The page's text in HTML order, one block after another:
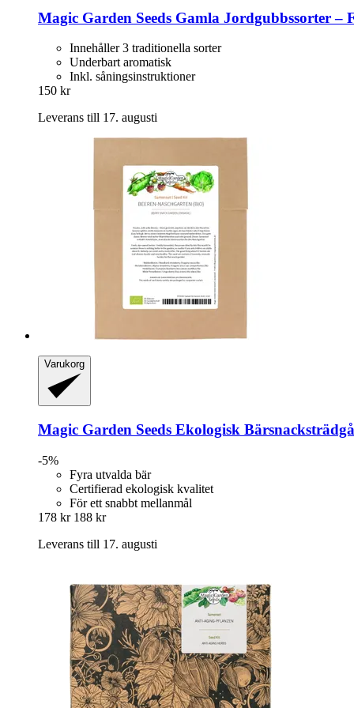
Magic Garden Seeds Gamla Jordgubbssorter –
Innehåller 3 traditionella sorter
Underbart aromatisk
Inkl. såningsinstruktioner
150 kr
Leverans till 17. augusti
Varukorg
Magic Garden Seeds Ekologisk
-5%
Fyra utvalda bär
Certifierad ekologisk kvalitet
För ett snabbt mellanmål
178 kr 188 kr
Leverans till 17. augusti